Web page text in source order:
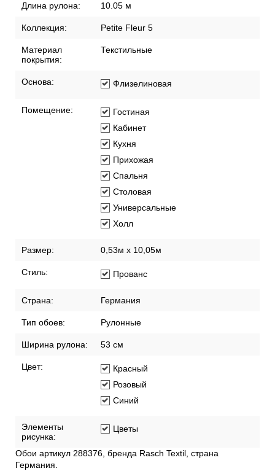
Длина рулона: 10.05 м
Коллекция: Petite Fleur 5
Материал
покрытия:
Текстильные
Основа: Флизелиновая
Помещение:
Гостиная
Кабинет
Кухня
Прихожая
Спальня
Столовая
Универсальные
Холл
Размер: 0,53м x 10,05м
Стиль: Прованс
Страна: Германия
Тип обоев: Рулонные
Ширина рулона: 53 см
Цвет:
Красный
Розовый
Синий
Элементы
рисунка:
Цветы
Обои артикул 288376, бренда Rasch Textil, страна
Германия.